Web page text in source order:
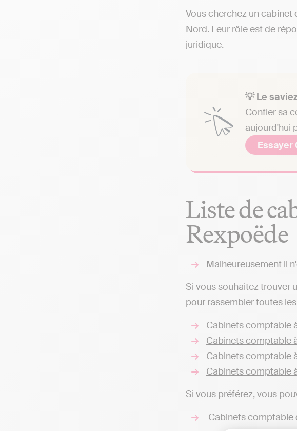
Vous cherchez un cabinet
Nord. Leur rôle est de
juridique.
💡 Le
Confier sa
aujourd'hui
Essayer
Liste de
Rexpoëde
Malheureusement il
Si vous souhaitez trouver
pour rassembler toutes
Cabinets comptable
Cabinets comptable
Cabinets comptable
Cabinets comptable
Si vous préférez, vous
Cabinets comptable